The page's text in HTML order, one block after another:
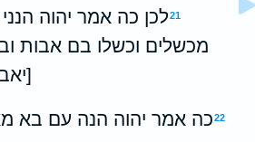
21לכן כה אמר יהוה
מכשלים וכשלו בם אבות
22כה אמר יהוה הנה עם בא